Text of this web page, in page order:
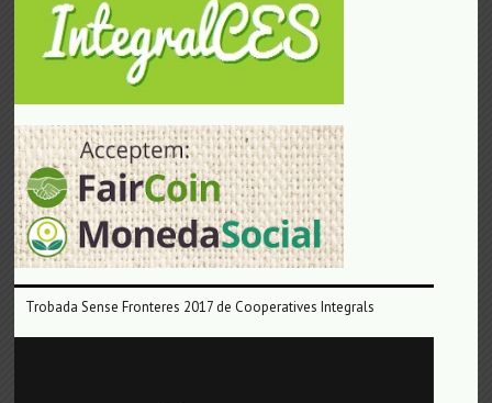
Trobada Sense Fronteres 2017 de Cooperatives Integrals